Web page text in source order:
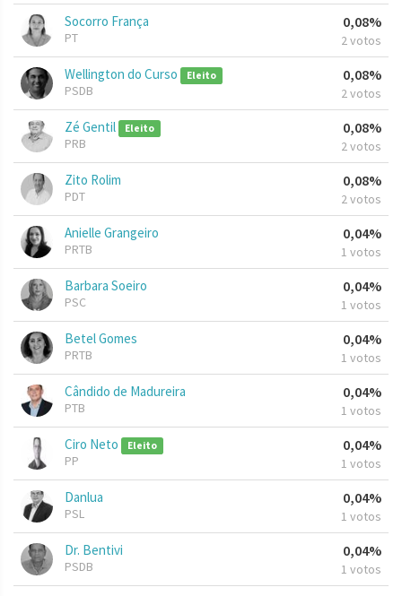
Socorro França
PT
0,08%
2 votos
Wellington do Curso Eleito
PSDB
0,08%
2 votos
Zé Gentil Eleito
PRB
0,08%
2 votos
Zito Rolim
PDT
0,08%
2 votos
Anielle Grangeiro
PRTB
0,04%
1 votos
Barbara Soeiro
PSC
0,04%
1 votos
Betel Gomes
PRTB
0,04%
1 votos
Cândido de Madureira
PTB
0,04%
1 votos
Ciro Neto Eleito
PP
0,04%
1 votos
Danlua
PSL
0,04%
1 votos
Dr. Bentivi
PSDB
0,04%
1 votos